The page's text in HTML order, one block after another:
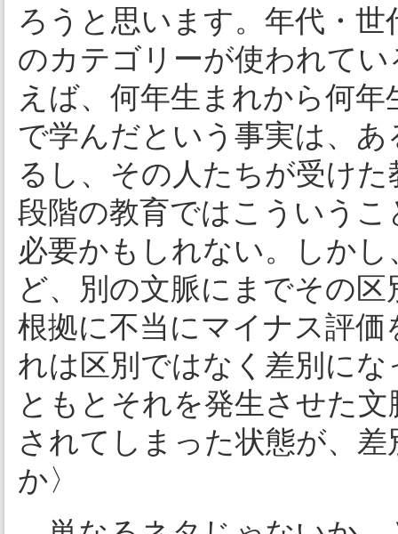
ろうと思います。年代・
のカテゴリーが使われて
えば、何年生まれから何
で学んだという事実は、
るし、その人たちが受け
段階の教育ではこういう
必要かもしれない。しか
ど、別の文脈にまでその
根拠に不当にマイナス評
れは区別ではなく差別に
ともとそれを発生させた
されてしまった状態が、
か〉